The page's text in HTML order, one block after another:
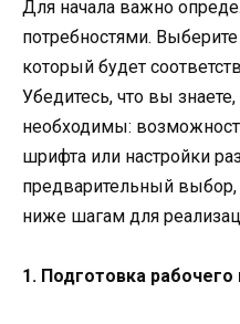
Для начала важно
потребностями.
который будет
Убедитесь, что вы
необходимы:
шрифта или настройки
предварительный
ниже шагам для
1. Подготовка рабочего